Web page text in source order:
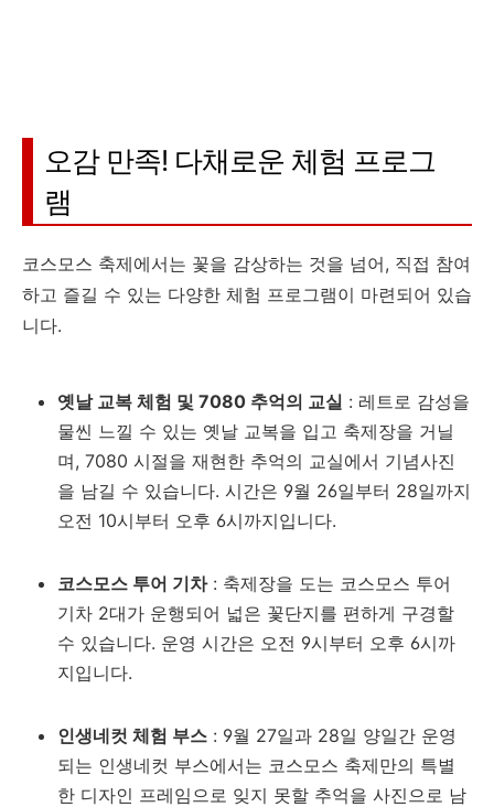
오감 만족! 다채로운 체험 프로그
램
코스모스 축제에서는 꽃을 감상하는 것을 넘어, 직접 참여
하고 즐길 수 있는 다양한 체험 프로그램이 마련되어 있습
니다.
옛날 교복 체험 및 7080 추억의 교실 : 레트로 감성을
물씬 느낄 수 있는 옛날 교복을 입고 축제장을 거닐
며, 7080 시절을 재현한 추억의 교실에서 기념사진
을 남길 수 있습니다. 시간은 9월 26일부터 28일까지
오전 10시부터 오후 6시까지입니다.
코스모스 투어 기차: 축제장을 도는 코스모스 투어
기차 2대가 운행되어 넓은 꽃단지를 편하게 구경할
수 있습니다. 운영 시간은 오전 9시부터 오후 6시까
지입니다.
인생네컷 체험 부스 : 9월 27일과 28일 양일간 운영
되는 인생네컷 부스에서는 코스모스 축제만의 특별
한 디자인 프레임으로 잊지 못할 추억을 사진으로 남